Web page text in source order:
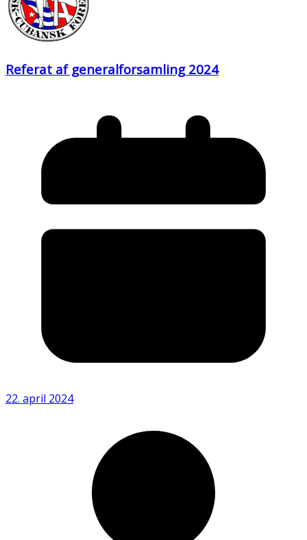
Referat af generalforsamling 2024
22. april 2024